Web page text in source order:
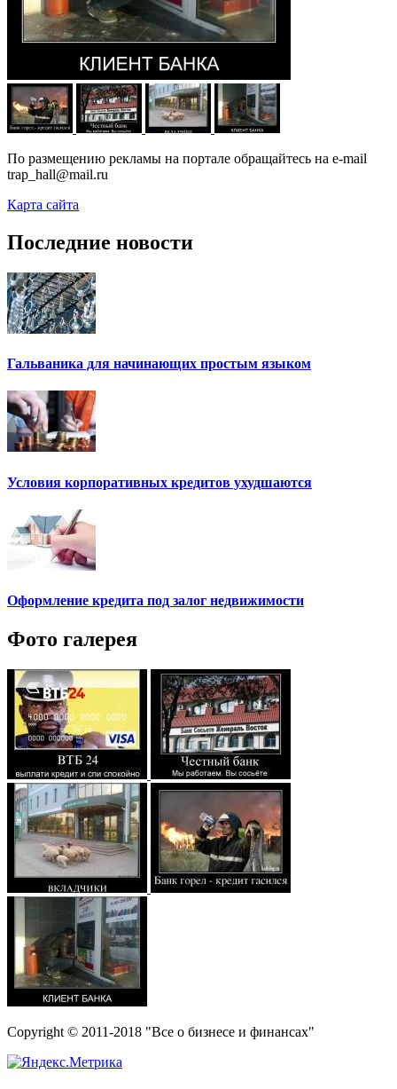
По размещению рекламы на портале обращайтесь на e-mail
trap_hall@mail.ru
Карта сайта
Последние новости
Гальваника для начинающих простым языком
Условия корпоративных кредитов ухудшаются
Оформление кредита под залог недвижимости
Фото галерея
Copyright © 2011-2018 "Все о бизнесе и финансах"